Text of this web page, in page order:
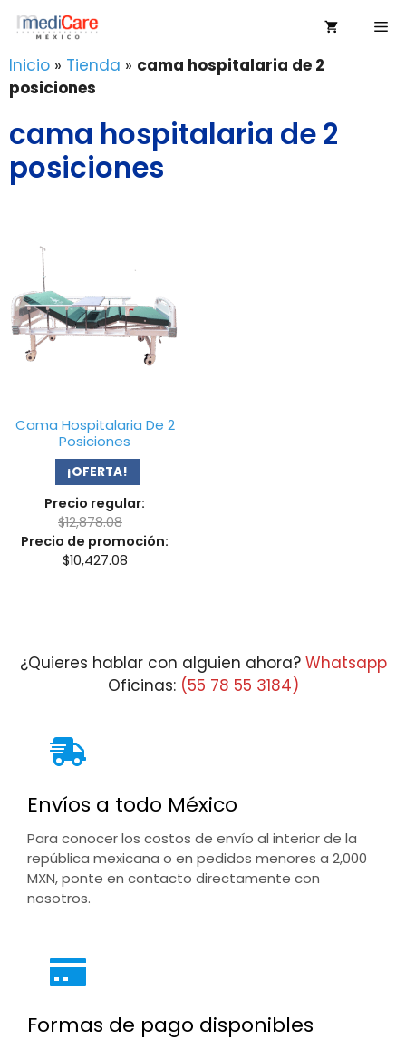
Saltar
contenido
Inicio » Tienda » cama hospitalaria de 2
posiciones
cama hospitalaria de 2
posiciones
Cama Hospitalaria De 2
Posiciones
¡OFERTA!
Precio regular:
$12,878.08
Precio de promoción:
$10,427.08
¿Quieres hablar con alguien ahora? Whatsapp
Oficinas: (55 78 55 3184)
Envíos a todo México
Para conocer los costos de envío al interior de la
república mexicana o en pedidos menores a 2,000
MXN, ponte en contacto directamente con
nosotros.
Formas de pago disponibles